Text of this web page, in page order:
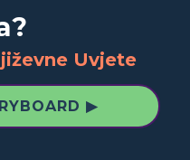
Uvjete
▶